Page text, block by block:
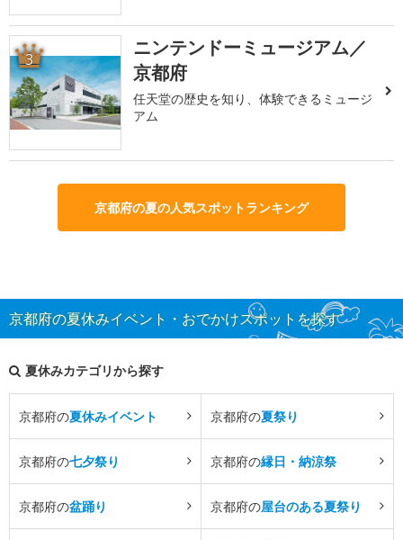
3
ニンテンドーミュージアム／
京都府
任天堂の歴史を知り、体験できるミュージ
アム
京都府の夏の人気スポットランキング
京都府の夏休みイベント・おでかけスポットを探す
夏休みカテゴリから探す
京都府の夏休みイベント 京都府の夏祭り
京都府の七夕祭り 京都府の縁日・納涼祭
京都府の盆踊り 京都府の屋台のある夏祭り